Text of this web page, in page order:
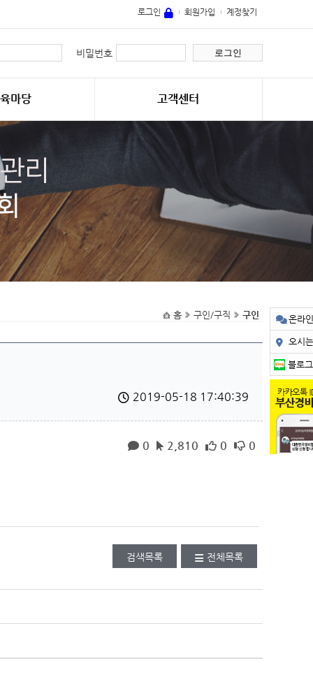
온라
오시
블로그
로그인 회원가입 계정찾기
비밀번호 로그인
마당 고객센터
홈 구인/구직 구인
2019-05-18 17:40:39
0 2,810 0 0
검색목록 전체목록